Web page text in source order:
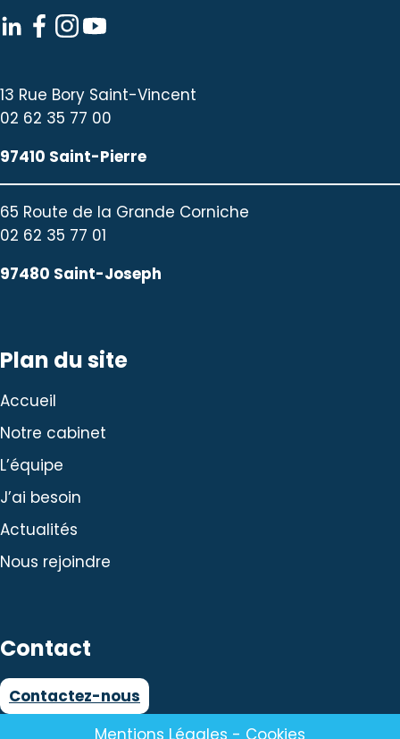
13 Rue Bory Saint-Vincent
02 62 35 77 00
97410 Saint-Pierre
65 Route de la Grande Corniche
02 62 35 77 01
97480 Saint-Joseph
Plan du site
Accueil
Notre cabinet
L’équipe
J’ai besoin
Actualités
Nous rejoindre
Contact
Contactez-nous